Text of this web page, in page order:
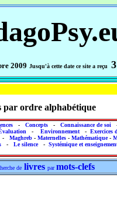
2009 Jusqu'à cette date ce site a reçu
par ordre alphabétique
- Concepts - Connaissance de soi
- Environnement - Exercices
- Maghreb - Maternelles - Mathématique-
- Le silence- Systémique et
de livres parmots-clefs